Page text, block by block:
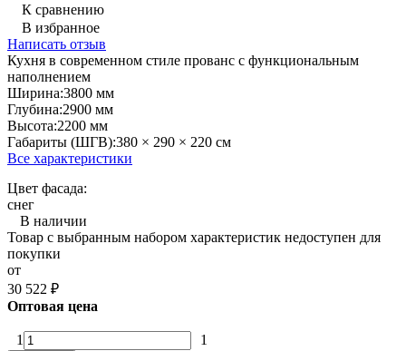
К сравнению
В избранное
Написать отзыв
Кухня в современном стиле прованс с функциональным
наполнением
Ширина:3800 мм
Глубина:2900 мм
Высота:2200 мм
Габариты (ШГВ):380 × 290 × 220 см
Все характеристики
Цвет фасада:
снег
В наличии
Товар с выбранным набором характеристик недоступен для
покупки
от
30 522 ₽
Оптовая цена
1 1